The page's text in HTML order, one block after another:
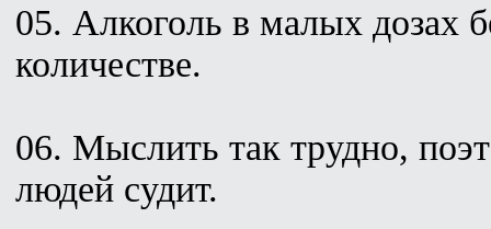
05. Алкоголь в малых дозах
количестве.
06. Мыслить так трудно,
людей судит.